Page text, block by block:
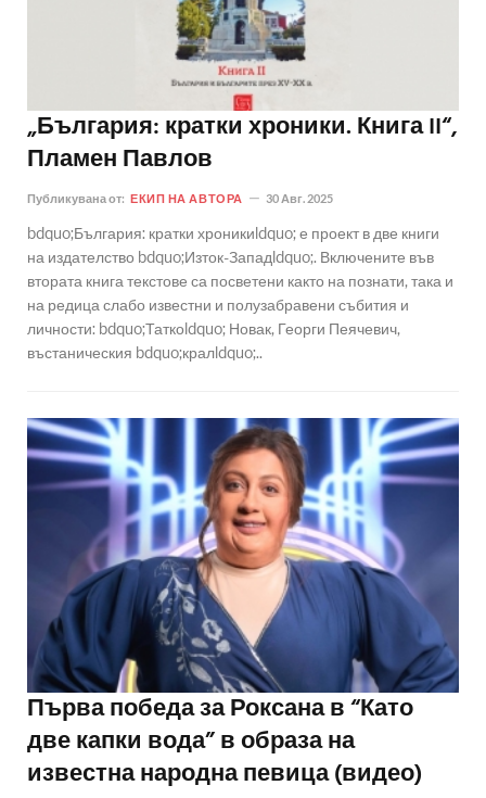
„България: кратки хроники. Книга II“,
Пламен Павлов
Публикувана от: ЕКИП НА АВТОРА 30 Авг. 2025
bdquo;България: кратки хроникиldquo; е проект в две книги
на издателство bdquo;Изток-Западldquo;. Включените във
втората книга текстове са посветени както на познати, така и
на редица слабо известни и полузабравени събития и
личности: bdquo;Таткоldquo; Новак, Георги Пеячевич,
въстаническия bdquo;кралldquo;..
Първа победа за Роксана в “Като
две капки вода” в образа на
известна народна певица (видео)